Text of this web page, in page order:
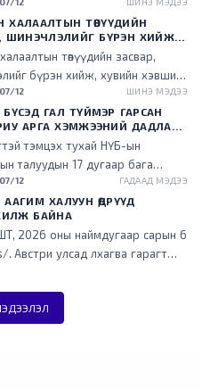
ХАЛААЛТЫН ТӨВҮҮДИЙН
ШИНЭЧЛЭЛИЙГ БҮРЭН ХИЙЖ,
ХЭВШИЛ РҮҮ МЕНЕЖМЕНТИЙГ
ГЭДГИЙГ ОНЦОЛЛОО
төвүүдийн засвар,
бүрэн хийж, хувийн хэвшил
нь шилжүүлснээр
буурч, эдийн засгийн үр
ажиллаж эхэлсэн гэдгийг энэ
12 ШИНЭ МЭДЭЭ
БҮСЭД ГАЛ ТҮЙМЭР ГАРСАН
АРГА ХЭМЖЭЭНИЙ ДАДЛАГА
ЗОХИОН БАЙГУУЛЛАА
тэмцэх тухай НҮБ-ын
талуудын 17 дугаар бага
зохион байгуулах цэнхэр
түймэр гарсан үед хариу арга
байгуулах дадлага,
зохион байгууллаа.
12 ГАДААД МЭДЭЭ
ААГИМ ХАЛУУН ӨДРҮҮД
БАЙНА
2026 оны наймдугаар сарын 6
. Австри улсад лхагва гарагт
аагим халуун, ган
төв болон өмнөд Европт
үүсэж, Унгар улсад